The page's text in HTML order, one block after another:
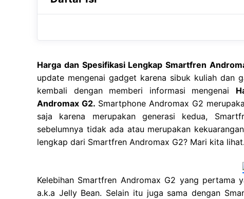
Harga dan Spesifikasi Lengkap Smartfren
update mengenai gadget karena sibuk kuliah
kembali dengan memberi informasi mengenai
Andromax G2. Smartphone Andromax G2
saja karena merupakan generasi kedua,
sebelumnya tidak ada atau merupakan
lengkap dari Smartfren Andromax G2? Mari kita lihat.
Kelebihan Smartfren Andromax G2 yang pertama
a.k.a Jelly Bean. Selain itu juga sama dengan